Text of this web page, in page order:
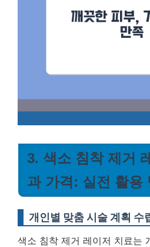
3. 색소 침착 제거
과 가격: 실전 활용
개인별 맞춤 시술 계획 수
색소 침착 제거 레이저 치료는